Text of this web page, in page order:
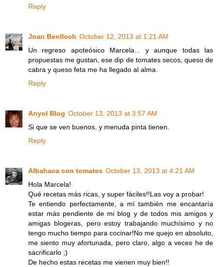
Reply
Joan Benlloch October 12, 2013 at 1:21 AM
Un regreso apoteósico Marcela... y aunque todas las
propuestas me gustan, ese dip de tomates secos, queso de
cabra y queso feta me ha llegado al alma.
Reply
Anyol Blog October 13, 2013 at 3:57 AM
Si que se ven buenos, y menuda pinta tienen.
Reply
Albahaca con tomates October 13, 2013 at 4:21 AM
Hola Marcela!
Qué recetas más ricas, y super fáciles!!Las voy a probar!
Te entiendo perfectamente, a mí también me encantaría
estar más pendiente de mi blog y de todos mis amigos y
amigas blogeras, pero estoy trabajando muchísimo y no
tengo mucho tiempo para cocinar!No me quejo en absoluto,
me siento muy afortunada, pero claro, algo a veces he de
sacrificarlo ;)
De hecho estas recetas me vienen muy bien!!